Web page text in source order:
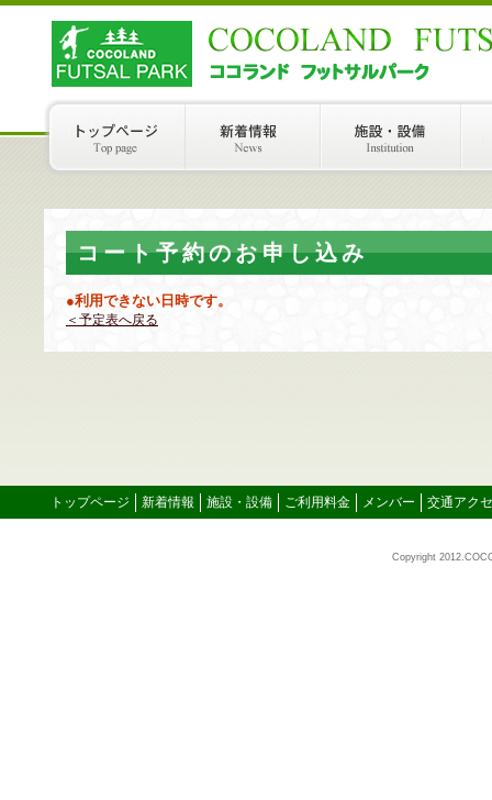
コート予約のお申し込み
●利用できない日時です。
＜予定表へ戻る
トップページ 新着情報 施設・設備 ご利用料金 メンバー 交通アク
Copyright